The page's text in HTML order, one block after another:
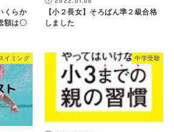
くらか
額は〇
【小２長女】そろばん準２級合格
しました
イミング 中学受験